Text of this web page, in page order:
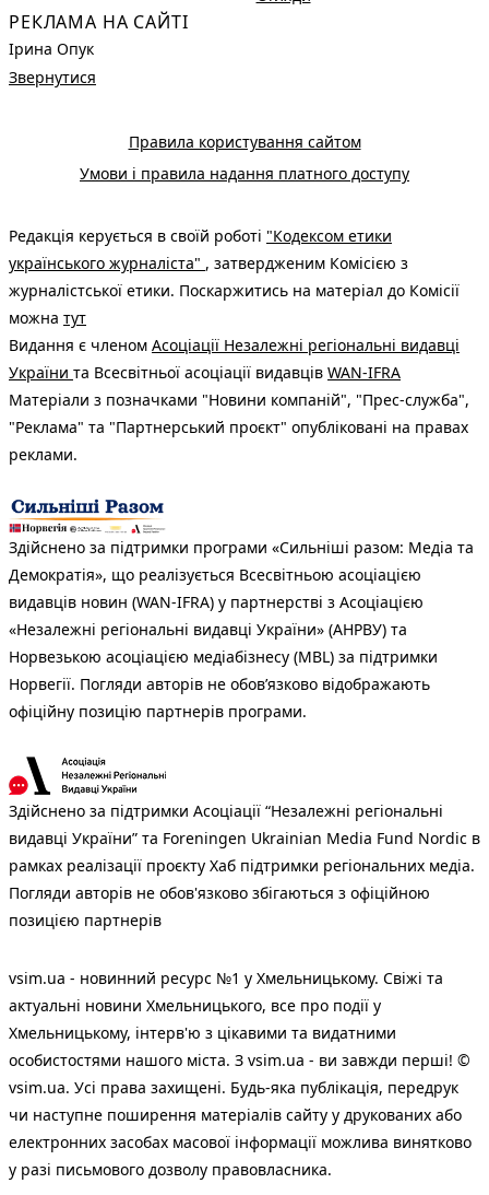
РЕКЛАМА НА САЙТІ
Ірина Опук
Звернутися
Правила користування сайтом
Умови і правила надання платного доступу
Редакція керується в своїй роботі "Кодексом етики
українського журналіста" , затвердженим Комісією з
журналістської етики. Поскаржитись на матеріал до Комісії
можна тут
Видання є членом Асоціації Незалежні регіональні видавці
України та Всесвітньої асоціації видавців WAN-IFRA
Матеріали з позначками "Новини компаній", "Прес-служба",
"Реклама" та "Партнерський проєкт" опубліковані на правах
реклами.
Здійснено за підтримки програми «Сильніші разом: Медіа та
Демократія», що реалізується Всесвітньою асоціацією
видавців новин (WAN-IFRA) у партнерстві з Асоціацією
«Незалежні регіональні видавці України» (АНРВУ) та
Норвезькою асоціацією медіабізнесу (MBL) за підтримки
Норвегії. Погляди авторів не обов’язково відображають
офіційну позицію партнерів програми.
Здійснено за підтримки Асоціації “Незалежні регіональні
видавці України” та Foreningen Ukrainian Media Fund Nordic в
рамках реалізації проєкту Хаб підтримки регіональних медіа.
Погляди авторів не обов'язково збігаються з офіційною
позицією партнерів
vsim.ua - новинний ресурс №1 у Хмельницькому. Свіжі та
актуальні новини Хмельницького, все про події у
Хмельницькому, інтерв'ю з цікавими та видатними
особистостями нашого міста. З vsim.ua - ви завжди перші! ©
vsim.ua. Усі права захищені. Будь-яка публiкацiя, передрук
чи наступне поширення матеріалів сайту у друкованих або
електронних засобах масової інформації можлива винятково
у разі письмового дозволу правовласника.